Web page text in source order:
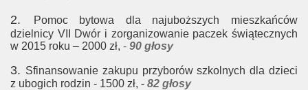
2.
Pomoc bytowa dla najuboższych mieszkańców
dzielnicy VII Dwór i zorganizowanie paczek świątecznych
w 2015 roku – 2000 zł, - 90 głosy
3. Sfinansowanie zakupu przyborów szkolnych dla dzieci
z ubogich rodzin - 1500 zł, - 82 głosy